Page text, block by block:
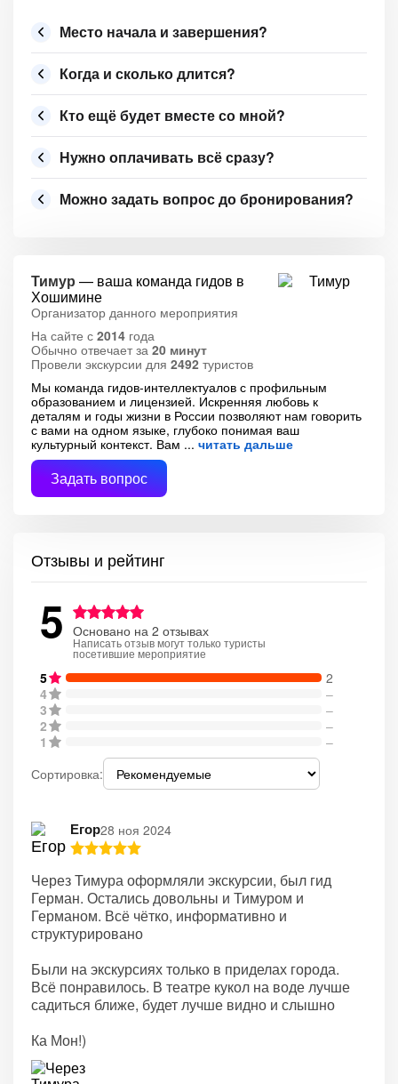
Место начала и завершения?
Когда и сколько длится?
Кто ещё будет вместе со мной?
Нужно оплачивать всё сразу?
Можно задать вопрос до бронирования?
Тимур — ваша команда гидов в
Хошимине
Организатор данного мероприятия
На сайте с 2014 года
Обычно отвечает за 20 минут
Провели экскурсии для 2492 туристов
Мы команда гидов-интеллектуалов с профильным
образованием и лицензией. Искренняя любовь к
деталям и годы жизни в России позволяют нам говорить
с вами на одном языке, глубоко понимая ваш
культурный контекст. Вам
читать дальше
Задать вопрос
Отзывы и рейтинг
5 Основано на 2 отзывах
Написать отзыв могут только туристы
посетившие мероприятие
5
2
4
–
3
–
2
–
1
–
Сортировка:
Егор28 ноя 2024
Через Тимура оформляли экскурсии, был гид
Герман. Остались довольны и Тимуром и
Германом. Всё чётко, информативно и
структурировано
Были на экскурсиях только в приделах города.
Всё понравилось. В театре кукол на воде лучше
садиться ближе, будет лучше видно и слышно
Ка Мон!)